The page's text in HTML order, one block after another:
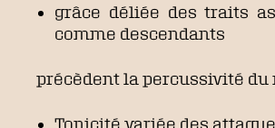
grâce déliée des traits
comme descendants
précèdent la percussivité du
Tonicité variée des